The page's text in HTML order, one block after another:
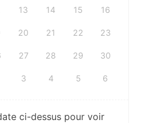
13 14 15 16
20 21 22 23
27 28 29 30
3 4 5 6
ci-dessus pour voir